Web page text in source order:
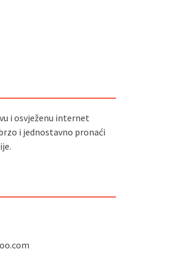
i osvježenu internet
i jednostavno pronaći